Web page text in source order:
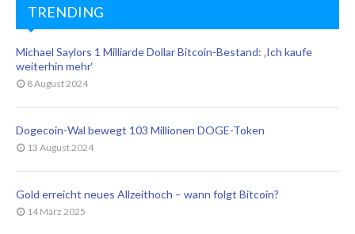
TRENDING
Michael Saylors 1 Milliarde Dollar Bitcoin-Bestand: ‚Ich kaufe
weiterhin mehr‘
8 August 2024
Dogecoin-Wal bewegt 103 Millionen DOGE-Token
13 August 2024
Gold erreicht neues Allzeithoch – wann folgt Bitcoin?
14 März 2025